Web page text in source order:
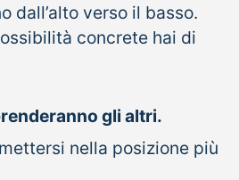
dall’alto verso il basso.
concrete hai di
gli altri.
nella posizione più